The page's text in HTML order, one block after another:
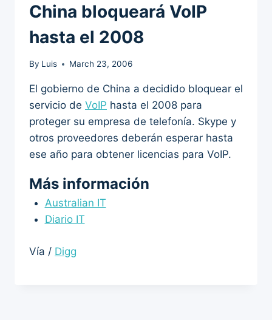
China bloqueará VoIP
hasta el 2008
By Luis March 23, 2006
El gobierno de China a decidido bloquear el
servicio de VoIP hasta el 2008 para
proteger su empresa de telefonía. Skype y
otros proveedores deberán esperar hasta
ese año para obtener licencias para VoIP.
Más información
Australian IT
Diario IT
Vía / Digg